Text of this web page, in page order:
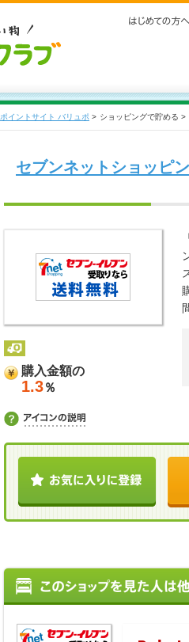
ポイントサイト バリュポ > ショッピングで貯める >
セブンネットショッピ
購入金額の
1.3％